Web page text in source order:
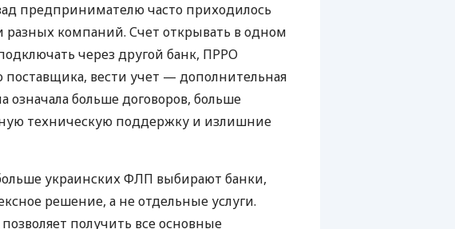
предпринимателю часто приходилось
разных компаний. Счет открывать в одном
через другой банк, ПРРО
поставщика, вести учет — дополнительная
означала больше договоров, больше
техническую поддержку и излишние
украинских ФЛП выбирают банки,
решение, а не отдельные услуги.
получить все основные